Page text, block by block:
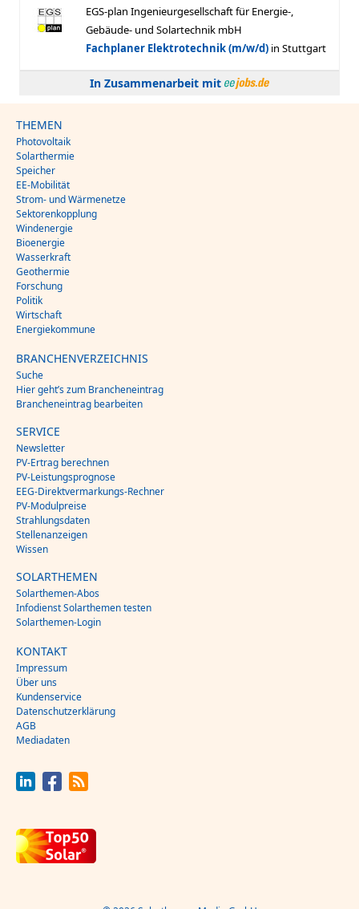
In Zusammenarbeit mit
THEMEN
Photovoltaik
Solarthermie
Speicher
EE-Mobilität
Strom- und Wärmenetze
Sektorenkopplung
Windenergie
Bioenergie
Wasserkraft
Geothermie
Forschung
Politik
Wirtschaft
Energiekommune
BRANCHENVERZEICHNIS
Suche
Hier geht’s zum Brancheneintrag
Brancheneintrag bearbeiten
SERVICE
Newsletter
PV-Ertrag berechnen
PV-Leistungsprognose
EEG-Direktvermarkungs-Rechner
PV-Modulpreise
Strahlungsdaten
Stellenanzeigen
Wissen
SOLARTHEMEN
Solarthemen-Abos
Infodienst Solarthemen testen
Solarthemen-Login
KONTAKT
Impressum
Über uns
Kundenservice
Datenschutzerklärung
AGB
Mediadaten